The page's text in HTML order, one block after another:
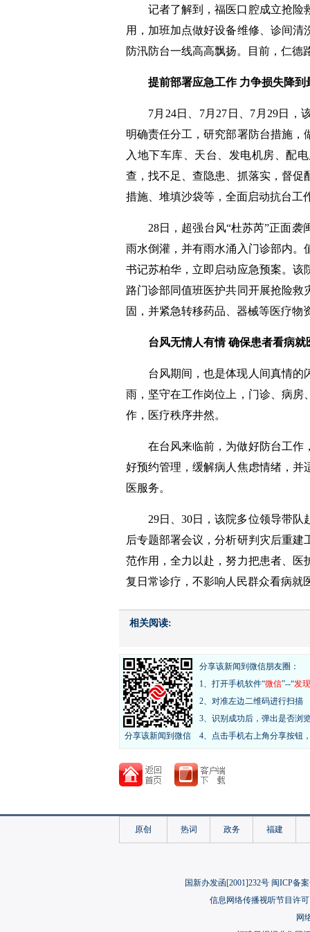
记者了解到，福医口腔成立抢险
用，加班加点做好设备维修、诊间
防汛防台一线高高飘扬。目前，仁德
提前部署应急工作 力争损失降到
7月24日、7月27日、7月29日，
明确责任分工，研究部署防台措施
入地下车库、天台、发电机房、配
查，找不足、查隐患、抓落实，督促
措施、堆填沙袋等，全面启动抗台工
28日，超强台风“杜苏芮”正面
雨水倒灌，并有雨水涌入门诊部内。
书记苏柏华，立即启动应急预案。该
路门诊部同值班医护共同开展抢险
固，并紧急转移药品、器械等医疗物
台风无情人有情 确保患者看病就
台风期间，也是体现人间真情的
雨，坚守在工作岗位上，门诊、病房
作，医疗秩序井然。
在台风来临前，为做好防台工作
好预约管理，缓解病人焦虑情绪，并
医服务。
29日、30日，该院多位领导带
后专题部署会议，分析研判灾后重
范作用，全力以赴，努力把患者、医
复日常诊疗，不影响人民群众看病就
相关阅读:
分享该新闻到微信
分享该新闻到微信朋友圈：
1、打开手机软件“微信”--“发现
2、对准左边二维码进行扫描
3、识别成功后，弹出是否浏
4、点击手机右上角分享按钮
原创 热词 政务 福建
国新办发函[2001]232号 闽ICP备
信息网络传播视听节目许
网